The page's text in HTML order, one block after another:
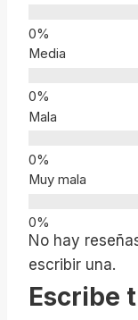
Media
Mala
Muy mala
No hay
escribir una.
Escribe